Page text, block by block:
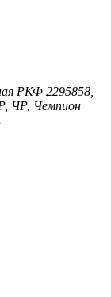
РКФ 2295858,
ЧР, Чемпион